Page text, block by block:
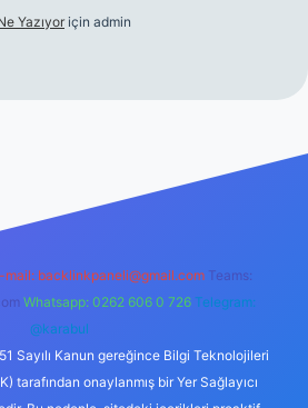
Yazıyor için admin
mail: backlinkpaneli@gmail.com Teams:
Whatsapp: 0262 606 0 726 Telegram:
@karabul
Sayılı Kanun gereğince Bilgi Teknolojileri
tarafından onaylanmış bir Yer Sağlayıcı